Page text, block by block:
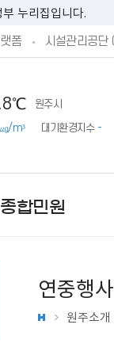
누리집입니다.
폼 시설관리공단
원주시
/m³ 대기환경지수 -
주시 공고
시 고시
종합민원
원상담 신청
산서 공개
안 공개
민참여 예산 안내
하기
구 및 조직
별 전화번호
연중행사
원주소개